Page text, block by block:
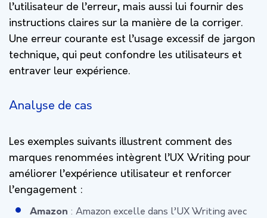
l’utilisateur de l’erreur, mais aussi lui fournir des
instructions claires sur la manière de la corriger.
Une erreur courante est l’usage excessif de jargon
technique, qui peut confondre les utilisateurs et
entraver leur expérience.
Analyse de cas
Les exemples suivants illustrent comment des
marques renommées intègrent l’UX Writing pour
améliorer l’expérience utilisateur et renforcer
l’engagement :
Amazon : Amazon excelle dans l’UX Writing avec